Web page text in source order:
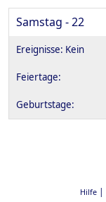
Samstag - 22
Hilfe|